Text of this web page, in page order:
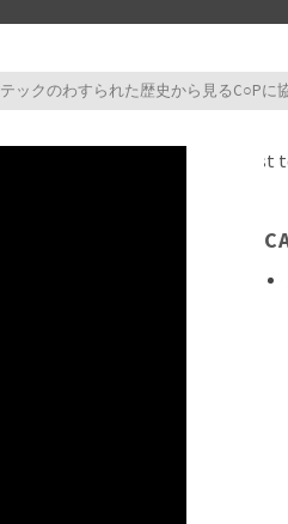
ックのわすられた歴史から見るC○Pに
test test test test